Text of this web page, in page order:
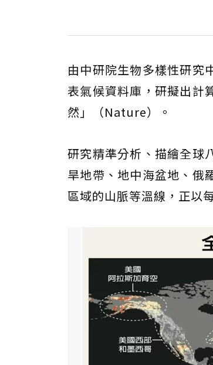
由中研院生物多樣性研究
表氣候資料庫，研擬出計
然」（Nature）。
研究精準分析、描繪全球
旱地帶、地中海盆地、俄
區域的山脈等溫線，正以